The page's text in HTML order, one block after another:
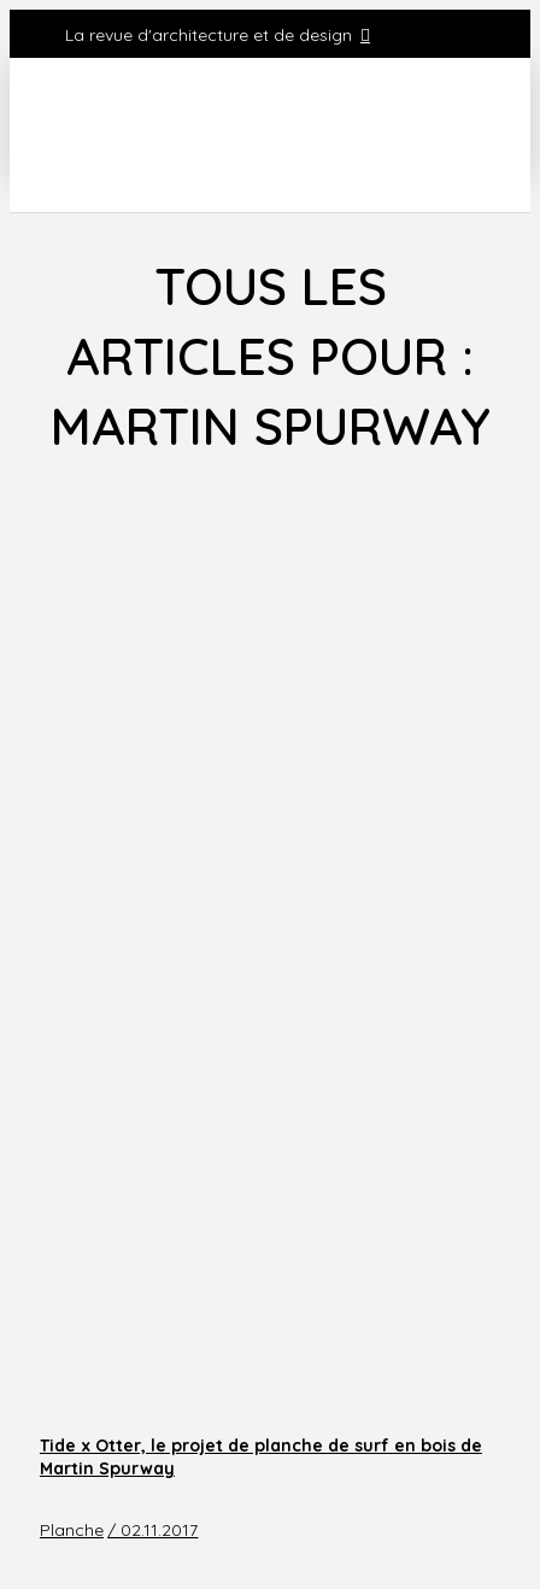
La revue d'architecture et de design
TOUS LES
ARTICLES POUR :
MARTIN SPURWAY
Tide x Otter, le projet de planche de surf en bois de
Martin Spurway
Planche / 02.11.2017